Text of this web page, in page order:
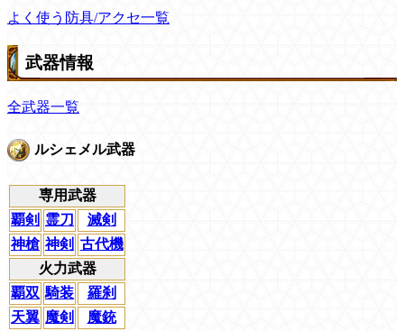
よく使う防具/アクセ一覧
武器情報
全武器一覧
ルシェメル武器
専用武器
覇剣 霊刀
滅剣
神槍 神剣 古代機
火力武器
覇双 騎装
羅刹
天翼 魔剣
魔銃